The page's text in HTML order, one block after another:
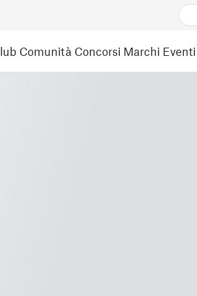
Comunità Concorsi Marchi Eventi